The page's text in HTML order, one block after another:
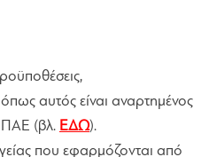
αυτός είναι αναρτημένος
ΠΑΕ (βλ. ΕΔΩ).
που εφαρμόζονται από